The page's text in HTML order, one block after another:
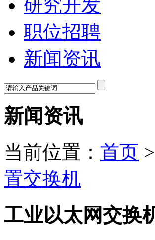
研究开发
职位招聘
新闻资讯
新闻资讯
当前位置： 首页 >
置交换机
工业以太网交换